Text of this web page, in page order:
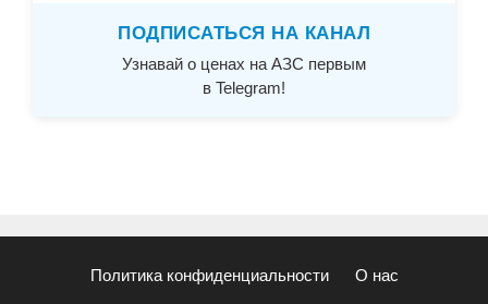
ПОДПИСАТЬСЯ НА КАНАЛ
Узнавай о ценах на АЗС первым
в Telegram!
Политика конфиденциальности О нас